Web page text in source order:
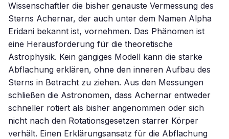
Wissenschaftler die bisher genauste Vermessung des
Sterns Achernar, der auch unter dem Namen Alpha
Eridani bekannt ist, vornehmen. Das Phänomen ist
eine Herausforderung für die theoretische
Astrophysik. Kein gängiges Modell kann die starke
Abflachung erklären, ohne den inneren Aufbau des
Sterns in Betracht zu ziehen. Aus den Messungen
schließen die Astronomen, dass Achernar entweder
schneller rotiert als bisher angenommen oder sich
nicht nach den Rotationsgesetzen starrer Körper
verhält. Einen Erklärungsansatz für die Abflachung